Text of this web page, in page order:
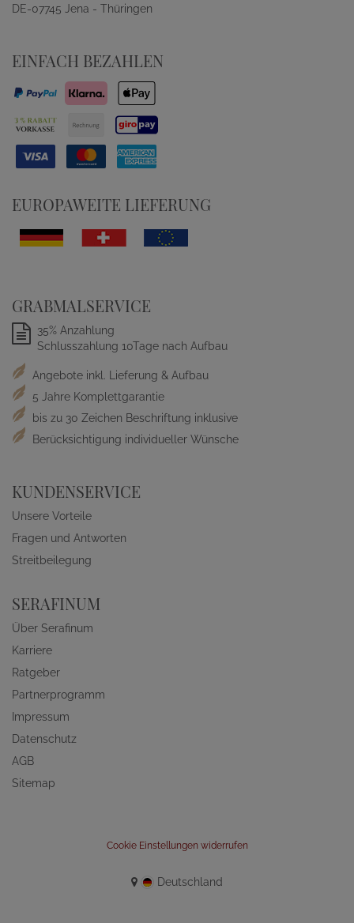
DE-07745 Jena - Thüringen
EINFACH BEZAHLEN
EUROPAWEITE LIEFERUNG
GRABMALSERVICE
35% Anzahlung
Schlusszahlung 10Tage nach Aufbau
Angebote inkl. Lieferung & Aufbau
5 Jahre Komplettgarantie
bis zu 30 Zeichen Beschriftung inklusive
Berücksichtigung individueller Wünsche
KUNDENSERVICE
Unsere Vorteile
Fragen und Antworten
Streitbeilegung
SERAFINUM
Über Serafinum
Karriere
Ratgeber
Partnerprogramm
Impressum
Datenschutz
AGB
Sitemap
Cookie Einstellungen widerrufen
Deutschland